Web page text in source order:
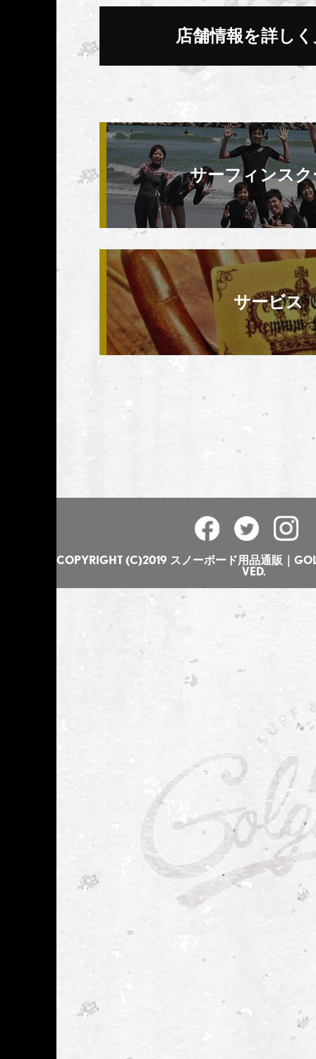
はなく、GOLGODA（ゴル
るみんなが”TEAM
ゴルゴダ）”の一員であっ
平成22年10月吉日 代表取
店舗情報を詳し
サーフィンス
サービス
COPYRIGHT (C)2019 スノーボード用品通販｜
VED.